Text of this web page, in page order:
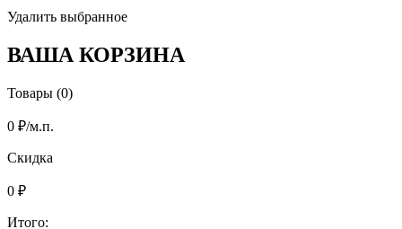
Удалить выбранное
ВАША КОРЗИНА
Товары (0)
0 ₽/м.п.
Скидка
0 ₽
Итого: